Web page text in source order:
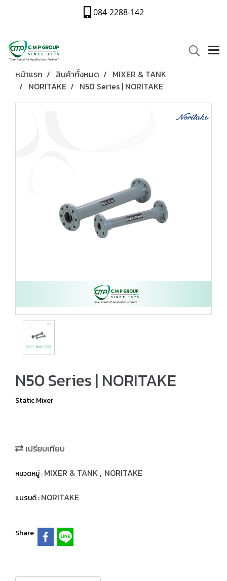
084-2288-142
หน้าแรก สินค้าทั้งหมด
MIXER & TANK
NORITAKE
N50 Series | NORITAKE
N50 Series | NORITAKE
Static Mixer
เปรียบเทียบ
หมวดหมู่ :MIXER & TANK , NORITAKE
แบรนด์ :NORITAKE
Share